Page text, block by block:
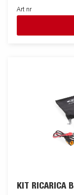
Art nr
KIT RICARICA